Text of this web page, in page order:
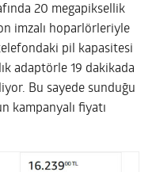
20 megapiksellik
imzalı hoparlörleriyle
pil kapasitesi
adaptörle 19 dakikada
Bu sayede sunduğu
kampanyalı fiyatı